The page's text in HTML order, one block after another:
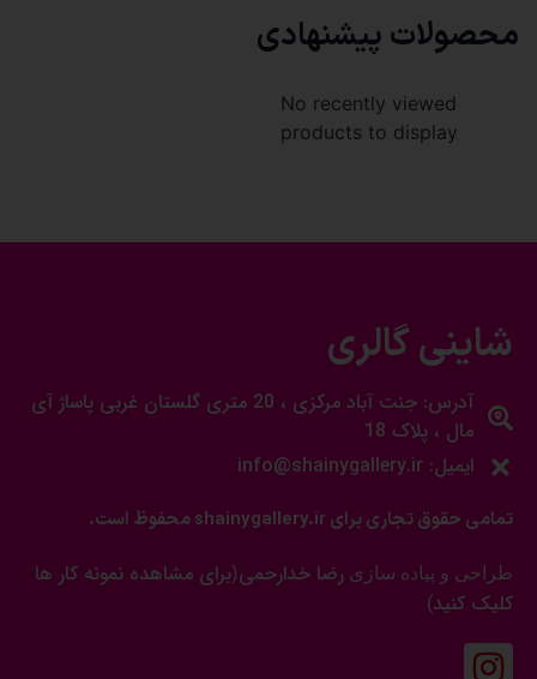
محصولات پیشنهادی
No recently viewed
products to display
شاینی گالری
آدرس: جنت آباد مرکزی ، 20 متری گلستان غربی پاساژ آی
مال ، پلاک 18
ایمیل: info@shainygallery.ir
تمامی حقوق تجاری برای shainygallery.ir محفوظ است.
طراحی و پیاده سازی رضا خدارحمی(برای مشاهده نمونه کار ها
کلیک کنید)